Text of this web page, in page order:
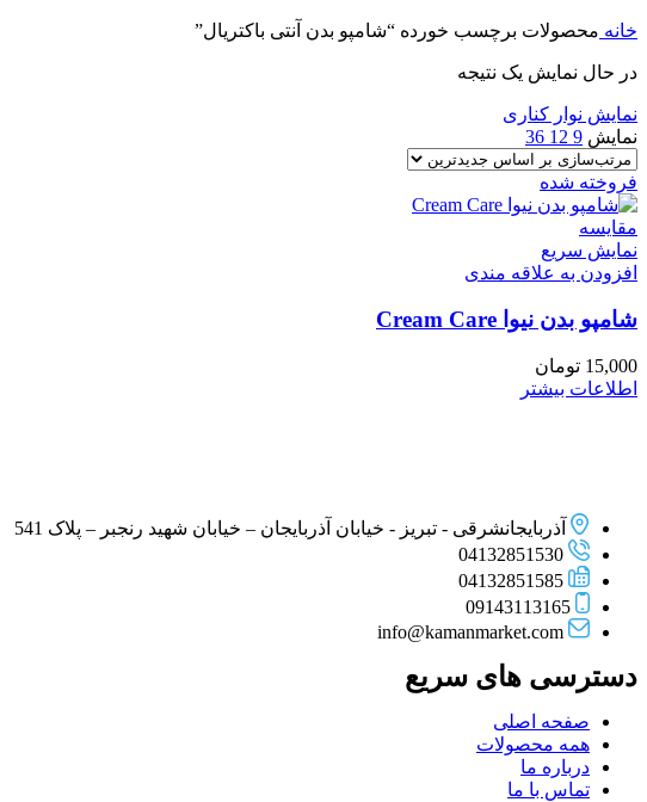
خانه محصولات برچسب خورده “شامپو بدن آنتی باکتریال”
در حال نمایش یک نتیجه
نمایش نوار کناری
نمایش 9
12
36
فروخته شده
مقايسه
نمایش سریع
افزودن به علاقه مندی
شامپو بدن نیوا Cream Care
15,000 تومان
اطلاعات بیشتر
آذربایجانشرقی - تبریز - خیابان آذربایجان – خیابان شهید رنجبر – پلاک 541
04132851530
04132851585
09143113165
info@kamanmarket.com
دسترسی های سریع
صفحه اصلی
همه محصولات
درباره ما
تماس با ما